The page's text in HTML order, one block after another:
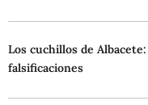
Los cuchillos de
falsificaciones